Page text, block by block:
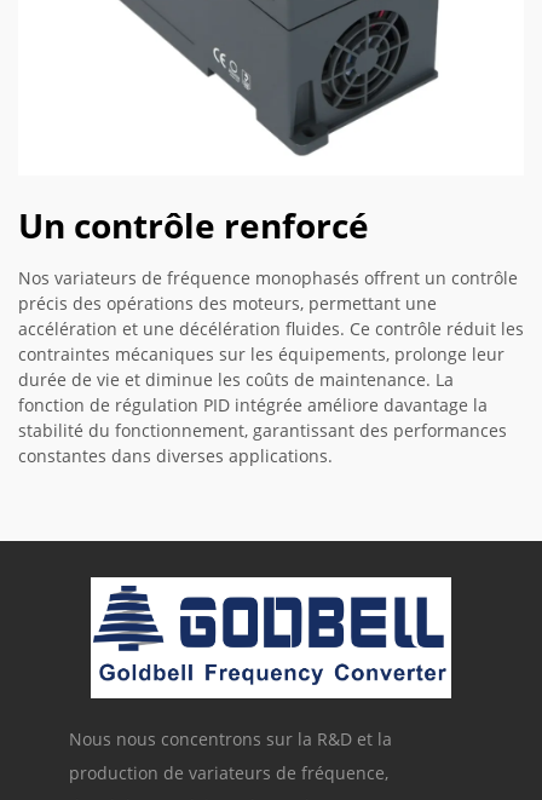
Un contrôle renforcé
Nos variateurs de fréquence monophasés offrent un contrôle
précis des opérations des moteurs, permettant une
accélération et une décélération fluides. Ce contrôle réduit les
contraintes mécaniques sur les équipements, prolonge leur
durée de vie et diminue les coûts de maintenance. La
fonction de régulation PID intégrée améliore davantage la
stabilité du fonctionnement, garantissant des performances
constantes dans diverses applications.
Nous nous concentrons sur la R&D et la
production de variateurs de fréquence,